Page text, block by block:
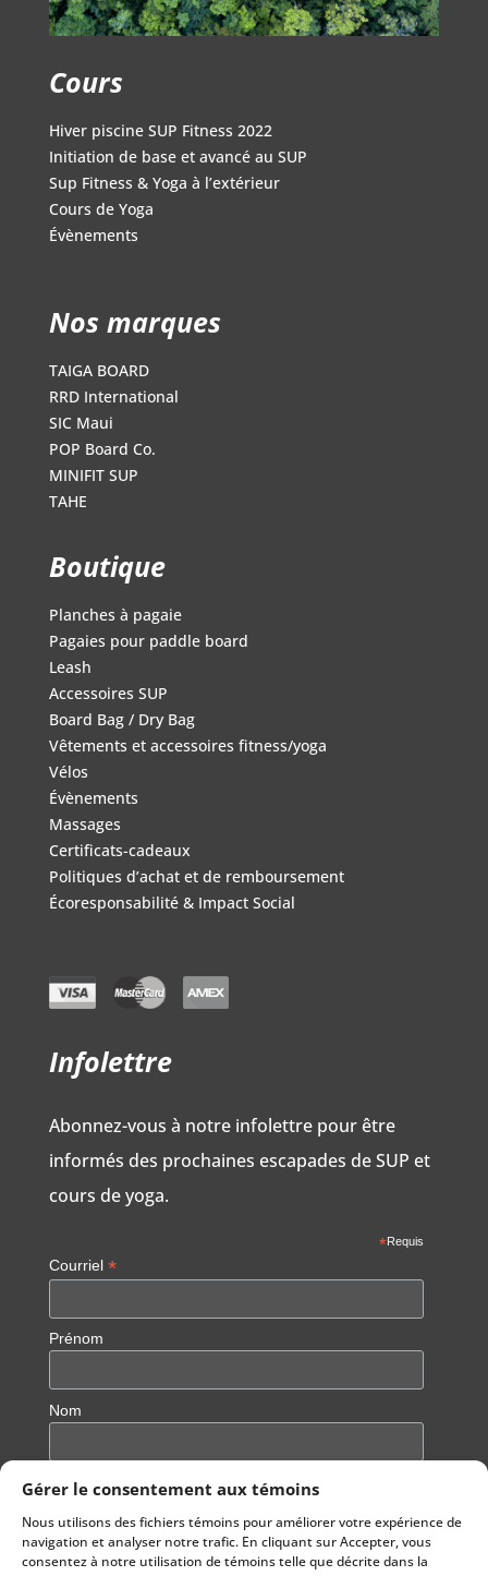
Gérer le consentement aux témoins
Nous utilisons des fichiers témoins pour améliorer votre expérience de
navigation et analyser notre trafic. En cliquant sur Accepter, vous
consentez à notre utilisation de témoins telle que décrite dans la
Cours
Hiver piscine SUP Fitness 2022
Initiation de base et avancé au SUP
Sup Fitness & Yoga à l’extérieur
Cours de Yoga
Évènements
Nos marques
TAIGA BOARD
RRD International
SIC Maui
POP Board Co.
MINIFIT SUP
TAHE
Boutique
Planches à pagaie
Pagaies pour paddle board
Leash
Accessoires SUP
Board Bag / Dry Bag
Vêtements et accessoires fitness/yoga
Vélos
Évènements
Massages
Certificats-cadeaux
Politiques d’achat et de remboursement
Écoresponsabilité & Impact Social
Infolettre
Abonnez-vous à notre infolettre pour être
informés des prochaines escapades de SUP et
cours de yoga.
*Requis
Courriel *
Prénom
Nom